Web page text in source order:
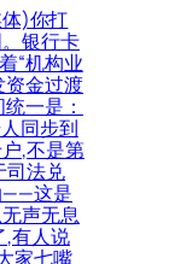
)你打
银行卡
“机构业
资金过渡
一是：
同步到
,不是第
司法兑
——这是
声无息
,有人说
家七嘴